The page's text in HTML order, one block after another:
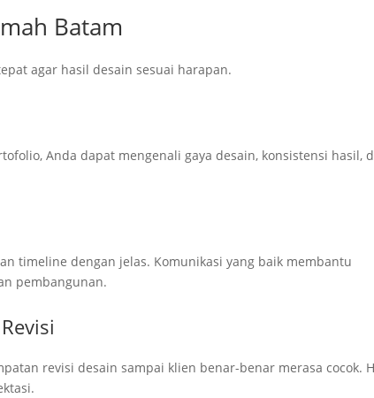
Batam
agar hasil desain sesuai harapan.
Anda dapat mengenali gaya desain, konsistensi hasil,
timeline dengan jelas. Komunikasi yang baik membantu
pembangunan.
revisi desain sampai klien benar-benar merasa cocok.